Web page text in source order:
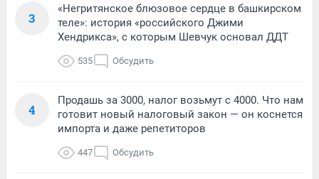
3
«Негритянское блюзовое сердце в башкирском
теле»: история «российского Джими
Хендрикса», с которым Шевчук основал ДДТ
535 Обсудить
4
Продашь за 3000, налог возьмут с 4000. Что нам
готовит новый налоговый закон — он коснется
импорта и даже репетиторов
447 Обсудить